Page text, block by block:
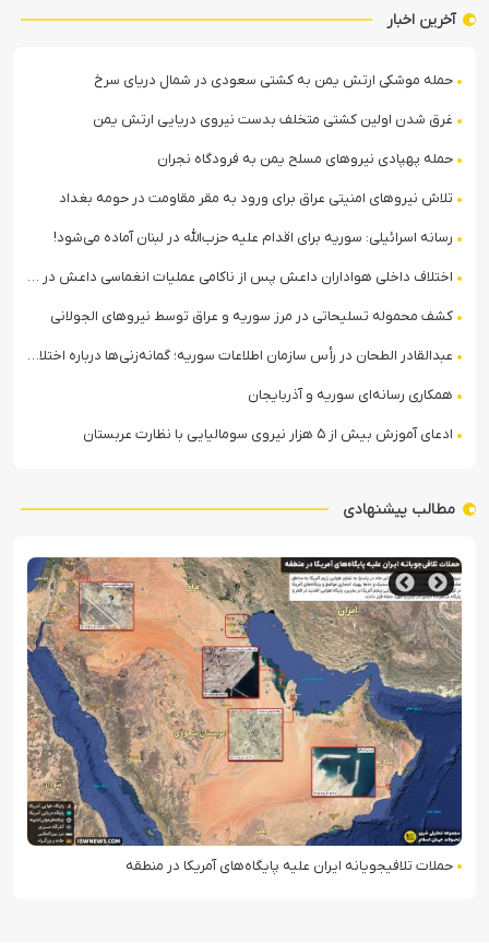
آخرین اخبار
حمله موشکی ارتش یمن به کشتی سعودی در شمال دریای سرخ
غرق شدن اولین کشتی متخلف بدست نیروی دریایی ارتش یمن
حمله پهپادی نیروهای مسلح یمن به فرودگاه نجران
تلاش نیروهای امنیتی عراق برای ورود به مقر مقاومت در حومه بغداد
رسانه اسرائیلی: سوریه برای اقدام علیه حزب‌الله در لبنان آماده می‌شود!
اختلاف داخلی هواداران داعش پس از ناکامی عملیات انغماسی داعش در رقه
کشف محموله تسلیحاتی در مرز سوریه و عراق توسط نیروهای الجولانی
عبدالقادر الطحان در رأس سازمان اطلاعات سوریه؛ گمانه‌زنی‌ها درباره اختلافات در ساختار امنیتی
همکاری رسانه‌ای سوریه و آذربایجان
ادعای آموزش بیش از ۵ هزار نیروی سومالیایی با نظارت عربستان
مطالب پیشنهادی
حملات تلافی‎جویانه ایران علیه پایگاه‌های آمریکا در منطقه